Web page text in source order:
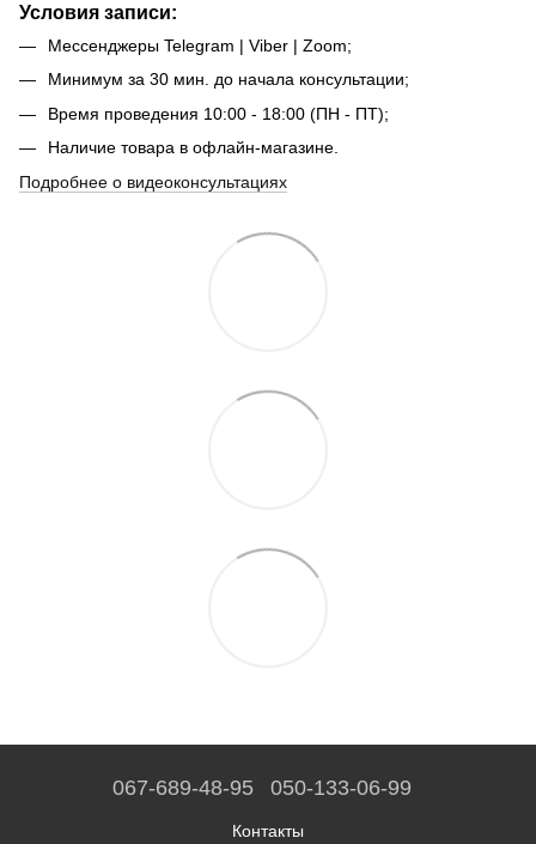
Условия записи:
Мессенджеры Telegram | Viber | Zoom;
Минимум за 30 мин. до начала консультации;
Время проведения 10:00 - 18:00 (ПН - ПТ);
Наличие товара в офлайн-магазине.
Подробнее о видеоконсультациях
067-689-48-95 050-133-06-99
Контакты